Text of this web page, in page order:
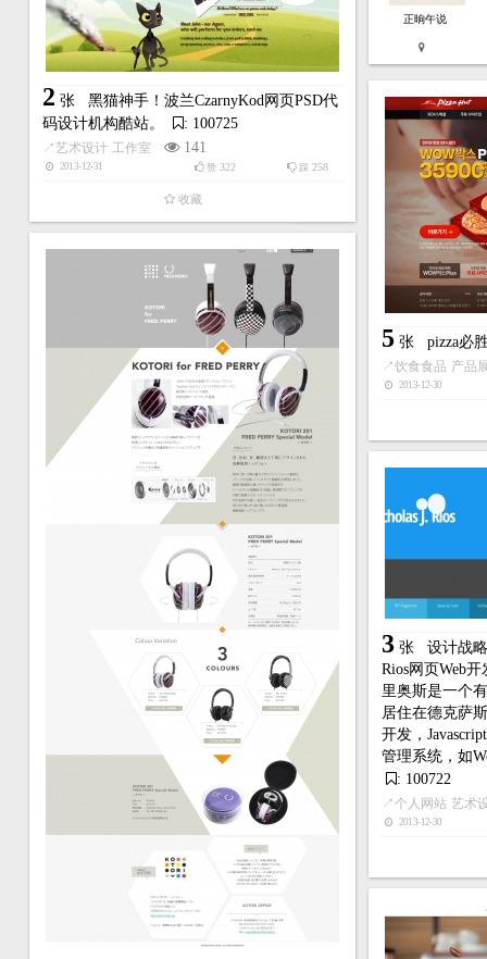
正晌午说
2 张 黑猫神手！波兰CzarnyKod网页PSD代
码设计机构酷站。
: 100725
↗艺术设计 工作室 141
2013-12-31 踩 258
赞 322
收藏
5 张 pizza必
↗饮食食品 产品
2013-12-30
3 张 设计战
Rios网页Web
里奥斯是一个
居住在德克萨
开发，
管理系统，如
: 100722
↗个人网站 艺术
2013-12-30